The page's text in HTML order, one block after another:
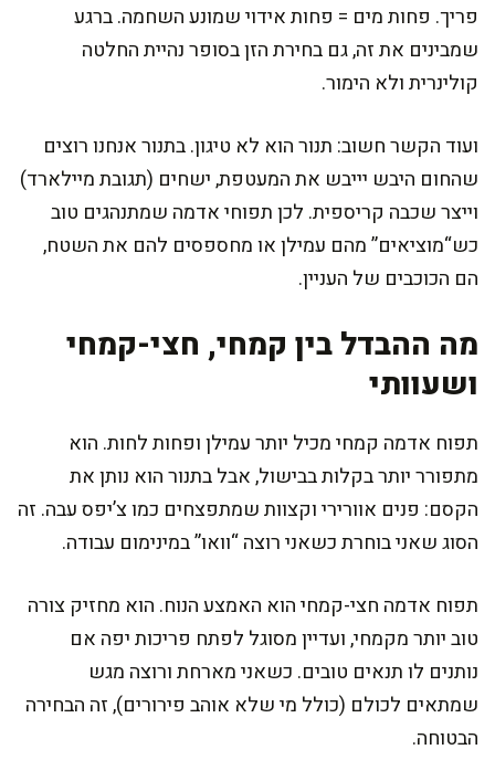
פריך. פחות מים = פחות אידוי שמונע השחמה. ברגע
שמבינים את זה, גם בחירת הזן בסופר נהיית החלטה
קולינרית ולא הימור.
ועוד הקשר חשוב: תנור הוא לא טיגון. בתנור אנחנו רוצים
שהחום היבש יייבש את המעטפת, ישחים (תגובת מיילארד)
וייצר שכבה קריספית. לכן תפוחי אדמה שמתנהגים טוב
כש“מוציאים” מהם עמילן או מחספסים להם את השטח,
הם הכוכבים של העניין.
מה ההבדל בין קמחי, חצי-קמחי
ושעוותי
תפוח אדמה קמחי מכיל יותר עמילן ופחות לחות. הוא
מתפורר יותר בקלות בבישול, אבל בתנור הוא נותן את
הקסם: פנים אוורירי וקצוות שמתפצחים כמו צ’יפס עבה. זה
הסוג שאני בוחרת כשאני רוצה “וואו” במינימום עבודה.
תפוח אדמה חצי-קמחי הוא האמצע הנוח. הוא מחזיק צורה
טוב יותר מקמחי, ועדיין מסוגל לפתח פריכות יפה אם
נותנים לו תנאים טובים. כשאני מארחת ורוצה מגש
שמתאים לכולם (כולל מי שלא אוהב פירורים), זה הבחירה
הבטוחה.